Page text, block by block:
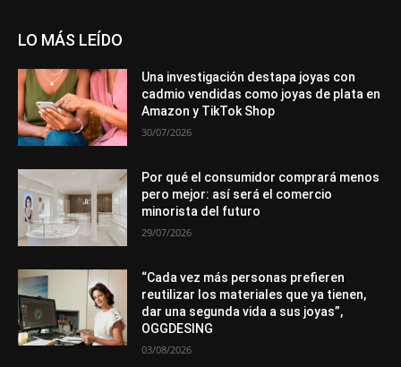
LO MÁS LEÍDO
Una investigación destapa joyas con
cadmio vendidas como joyas de plata en
Amazon y TikTok Shop
30/07/2026
Por qué el consumidor comprará menos
pero mejor: así será el comercio
minorista del futuro
29/07/2026
“Cada vez más personas prefieren
reutilizar los materiales que ya tienen,
dar una segunda vida a sus joyas”,
OGGDESING
03/08/2026